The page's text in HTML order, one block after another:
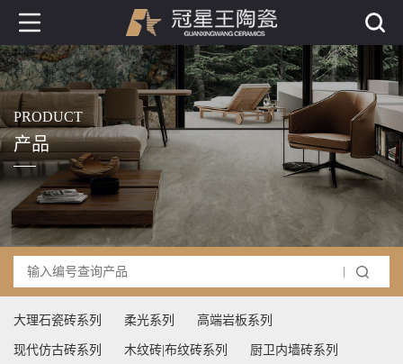
PRODUCT
产品
大理石瓷砖系列 柔光系列 高端岩板系列
现代仿古砖系列 木纹砖|布纹砖系列 厨卫内墙砖系列